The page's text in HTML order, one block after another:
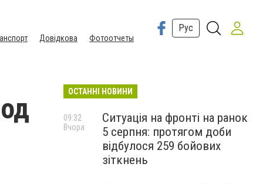
Довідкова Фотоотчеты
Рус
ОСТАННІ НОВИНИ
Ситуація на фронті на ранок
5 серпня: протягом доби
відбулося 259 бойових
зіткнень
09:32
Вчора